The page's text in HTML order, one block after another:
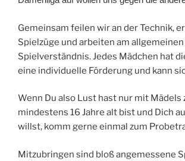
Gemeinsam feilen wir an der Technik,
Spielzüge und arbeiten am allgemeinen
Spielverständnis. Jedes Mädchen hat
eine individuelle Förderung und kann
Wenn Du also Lust hast nur mit Mädels
mindestens 16 Jahre alt bist und Dich
willst, komm gerne einmal zum
Mitzubringen sind bloß angemessene